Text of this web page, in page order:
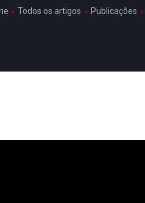
Todos os artigos Publicações